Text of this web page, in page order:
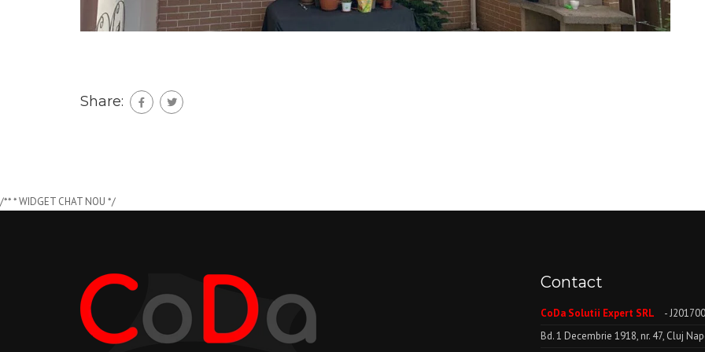
Share:
/** * WIDGET CHAT NOU */
Contact
CoDa Solutii Expert SRL
-
Bd. 1 Decembrie 1918, nr. 47, Cluj